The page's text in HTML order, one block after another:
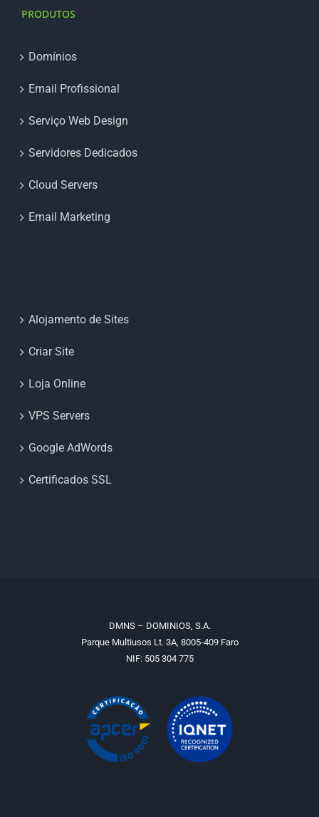
PRODUTOS
Domínios
Email Profissional
Serviço Web Design
Servidores Dedicados
Cloud Servers
Email Marketing
Alojamento de Sites
Criar Site
Loja Online
VPS Servers
Google AdWords
Certificados SSL
DMNS – DOMINIOS, S.A.
Parque Multiusos Lt. 3A, 8005-409 Faro
NIF: 505 304 775